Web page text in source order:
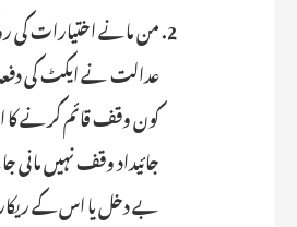
من مانے اختیارات
جائیداد وقف نہیں
بے دخل یا اس کے